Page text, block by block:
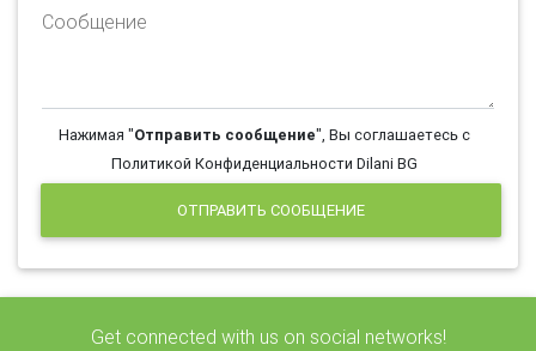
Сообщение
Нажимая "Отправить сообщение", Вы соглашаетесь с
Политикой Конфиденциальности Dilani BG
ОТПРАВИТЬ СООБЩЕНИЕ
Get connected with us on social networks!